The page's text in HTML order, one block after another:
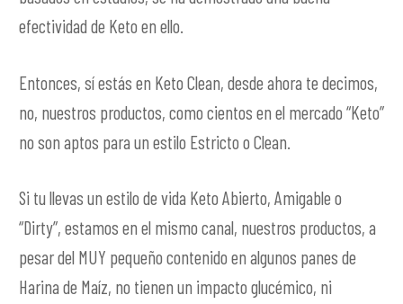
efectividad de Keto en ello.
Entonces, sí estás en Keto Clean, desde ahora te decimos,
no, nuestros productos, como cientos en el mercado “Keto”
no son aptos para un estilo Estricto o Clean.
Si tu llevas un estilo de vida Keto Abierto, Amigable o
“Dirty”, estamos en el mismo canal, nuestros productos, a
pesar del MUY pequeño contenido en algunos panes de
Harina de Maíz, no tienen un impacto glucémico, ni